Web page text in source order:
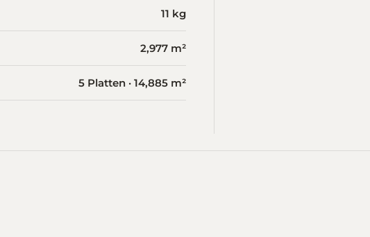
11 kg
2,977 m²
5 Platten · 14,885 m²